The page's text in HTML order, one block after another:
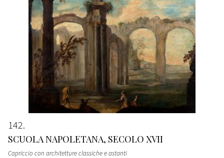
142
SCUOLA NAPOLETANA, SECOLO XVII
Capriccio con architetture classiche e astanti